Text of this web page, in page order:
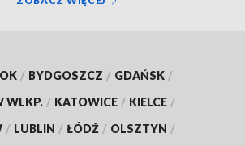
/ BYDGOSZCZ / GDAŃSK /
WLKP. / KATOWICE / KIELCE /
/ LUBLIN / ŁÓDŹ / OLSZTYN /